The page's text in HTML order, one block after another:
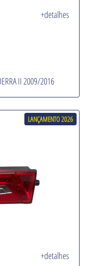
+detalhes
II 2009/2016
LANÇAMENTO 2026
+detalhes